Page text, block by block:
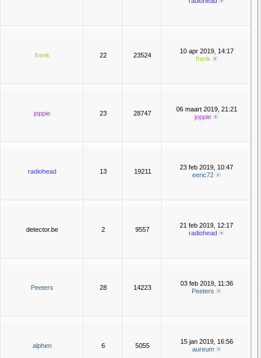
frenk 22 23524
10 apr 2019, 14:17
frenk
joppie 23 28747
06 maart 2019, 21:21
joppie
radiohead 13 19211
23 feb 2019, 10:47
eeric72
detector.be 2 9557
21 feb 2019, 12:17
radiohead
Peeters 28 14223
03 feb 2019, 11:36
Peeters
alphen 6 5055
15 jan 2019, 16:56
aureum